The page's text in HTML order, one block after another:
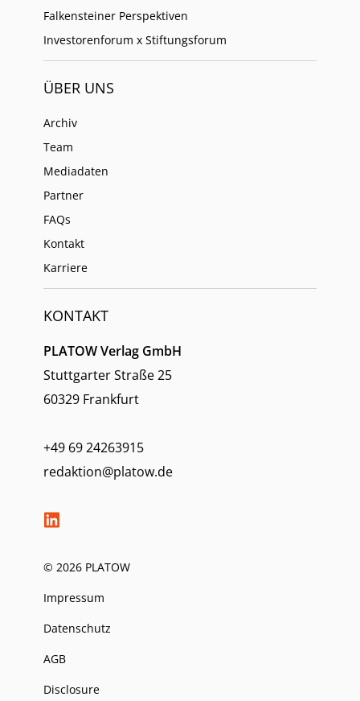
Falkensteiner Perspektiven
Investorenforum x Stiftungsforum
ÜBER UNS
Archiv
Team
Mediadaten
Partner
FAQs
Kontakt
Karriere
KONTAKT
PLATOW Verlag GmbH
Stuttgarter Straße 25
60329 Frankfurt
+49 69 24263915
redaktion@platow.de
© 2026 PLATOW
Impressum
Datenschutz
AGB
Disclosure